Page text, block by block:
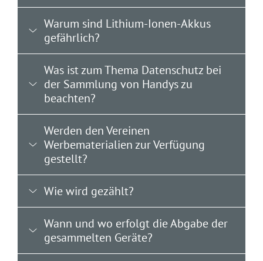
Warum sind Lithium-Ionen-Akkus
gefährlich?
Was ist zum Thema Datenschutz bei
der Sammlung von Handys zu
beachten?
Werden den Vereinen
Werbematerialien zur Verfügung
gestellt?
Wie wird gezählt?
Wann und wo erfolgt die Abgabe der
gesammelten Geräte?